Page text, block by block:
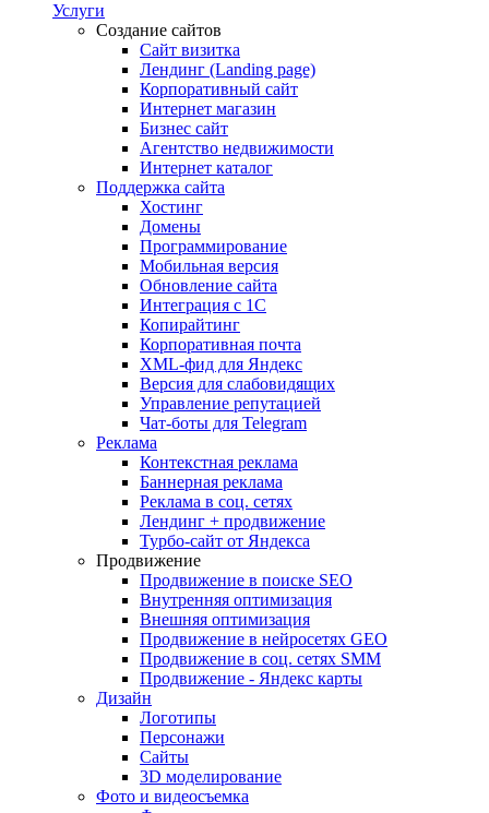
Услуги
Создание сайтов
Сайт визитка
Лендинг (Landing page)
Корпоративный сайт
Интернет магазин
Бизнес сайт
Агентство недвижимости
Интернет каталог
Поддержка сайта
Хостинг
Домены
Программирование
Мобильная версия
Обновление сайта
Интеграция с 1С
Копирайтинг
Корпоративная почта
XML-фид для Яндекс
Версия для слабовидящих
Управление репутацией
Чат-боты для Telegram
Реклама
Контекстная реклама
Баннерная реклама
Реклама в соц. сетях
Лендинг + продвижение
Турбо-сайт от Яндекса
Продвижение
Продвижение в поиске SEO
Внутренняя оптимизация
Внешняя оптимизация
Продвижение в нейросетях GEO
Продвижение в соц. сетях SMM
Продвижение - Яндекс карты
Дизайн
Логотипы
Персонажи
Сайты
3D моделирование
Фото и видеосъемка